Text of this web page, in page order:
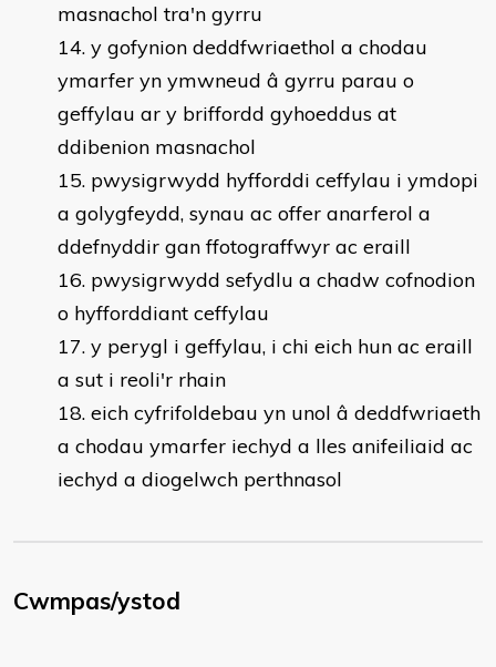
masnachol tra'n gyrru
y gofynion deddfwriaethol a chodau
ymarfer yn ymwneud â gyrru parau o
geffylau ar y briffordd gyhoeddus at
ddibenion masnachol
pwysigrwydd hyfforddi ceffylau i ymdopi
a golygfeydd, synau ac offer anarferol a
ddefnyddir gan ffotograffwyr ac eraill
pwysigrwydd sefydlu a chadw cofnodion
o hyfforddiant ceffylau
y perygl i geffylau, i chi eich hun ac eraill
a sut i reoli'r rhain
eich cyfrifoldebau yn unol â deddfwriaeth
a chodau ymarfer iechyd a lles anifeiliaid ac
iechyd a diogelwch perthnasol
Cwmpas/ystod